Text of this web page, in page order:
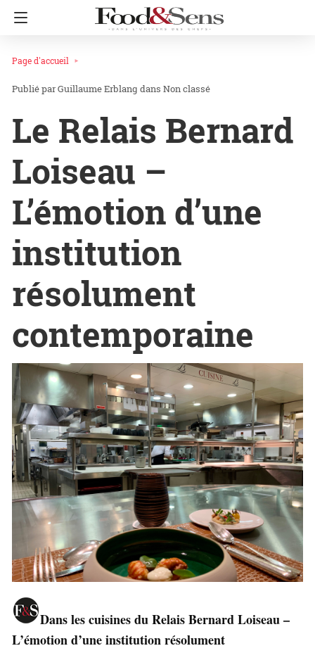
Page d'accueil
Guillaume Erblang dans Non classé
Le Relais Bernard
Loiseau –
L’émotion d’une
institution
résolument
contemporaine
Dans les cuisines du Relais Bernard Loiseau –
L’émotion d’une institution résolument